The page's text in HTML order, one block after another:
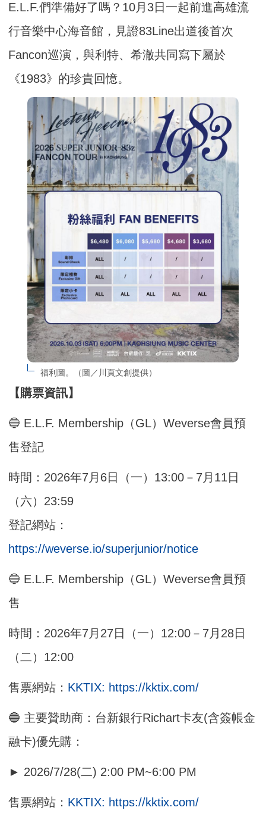
E.L.F.們準備好了嗎？10月3日一起前進高雄流
行音樂中心海音館，見證83Line出道後首次
Fancon巡演，與利特、希澈共同寫下屬於
《1983》的珍貴回憶。
福利圖。（圖／川頁文創提供）
【購票資訊】
🔵 E.L.F. Membership（GL）Weverse會員預
售登記
時間：2026年7月6日（一）13:00－7月11日
（六）23:59
登記網站：
https://weverse.io/superjunior/notice
🔵 E.L.F. Membership（GL）Weverse會員預
售
時間：2026年7月27日（一）12:00－7月28日
（二）12:00
售票網站： KKTIX: https://kktix.com/
🔵 主要贊助商：台新銀行Richart卡友(含簽帳金
融卡)優先購：
► 2026/7/28(二) 2:00 PM~6:00 PM
售票網站： KKTIX: https://kktix.com/